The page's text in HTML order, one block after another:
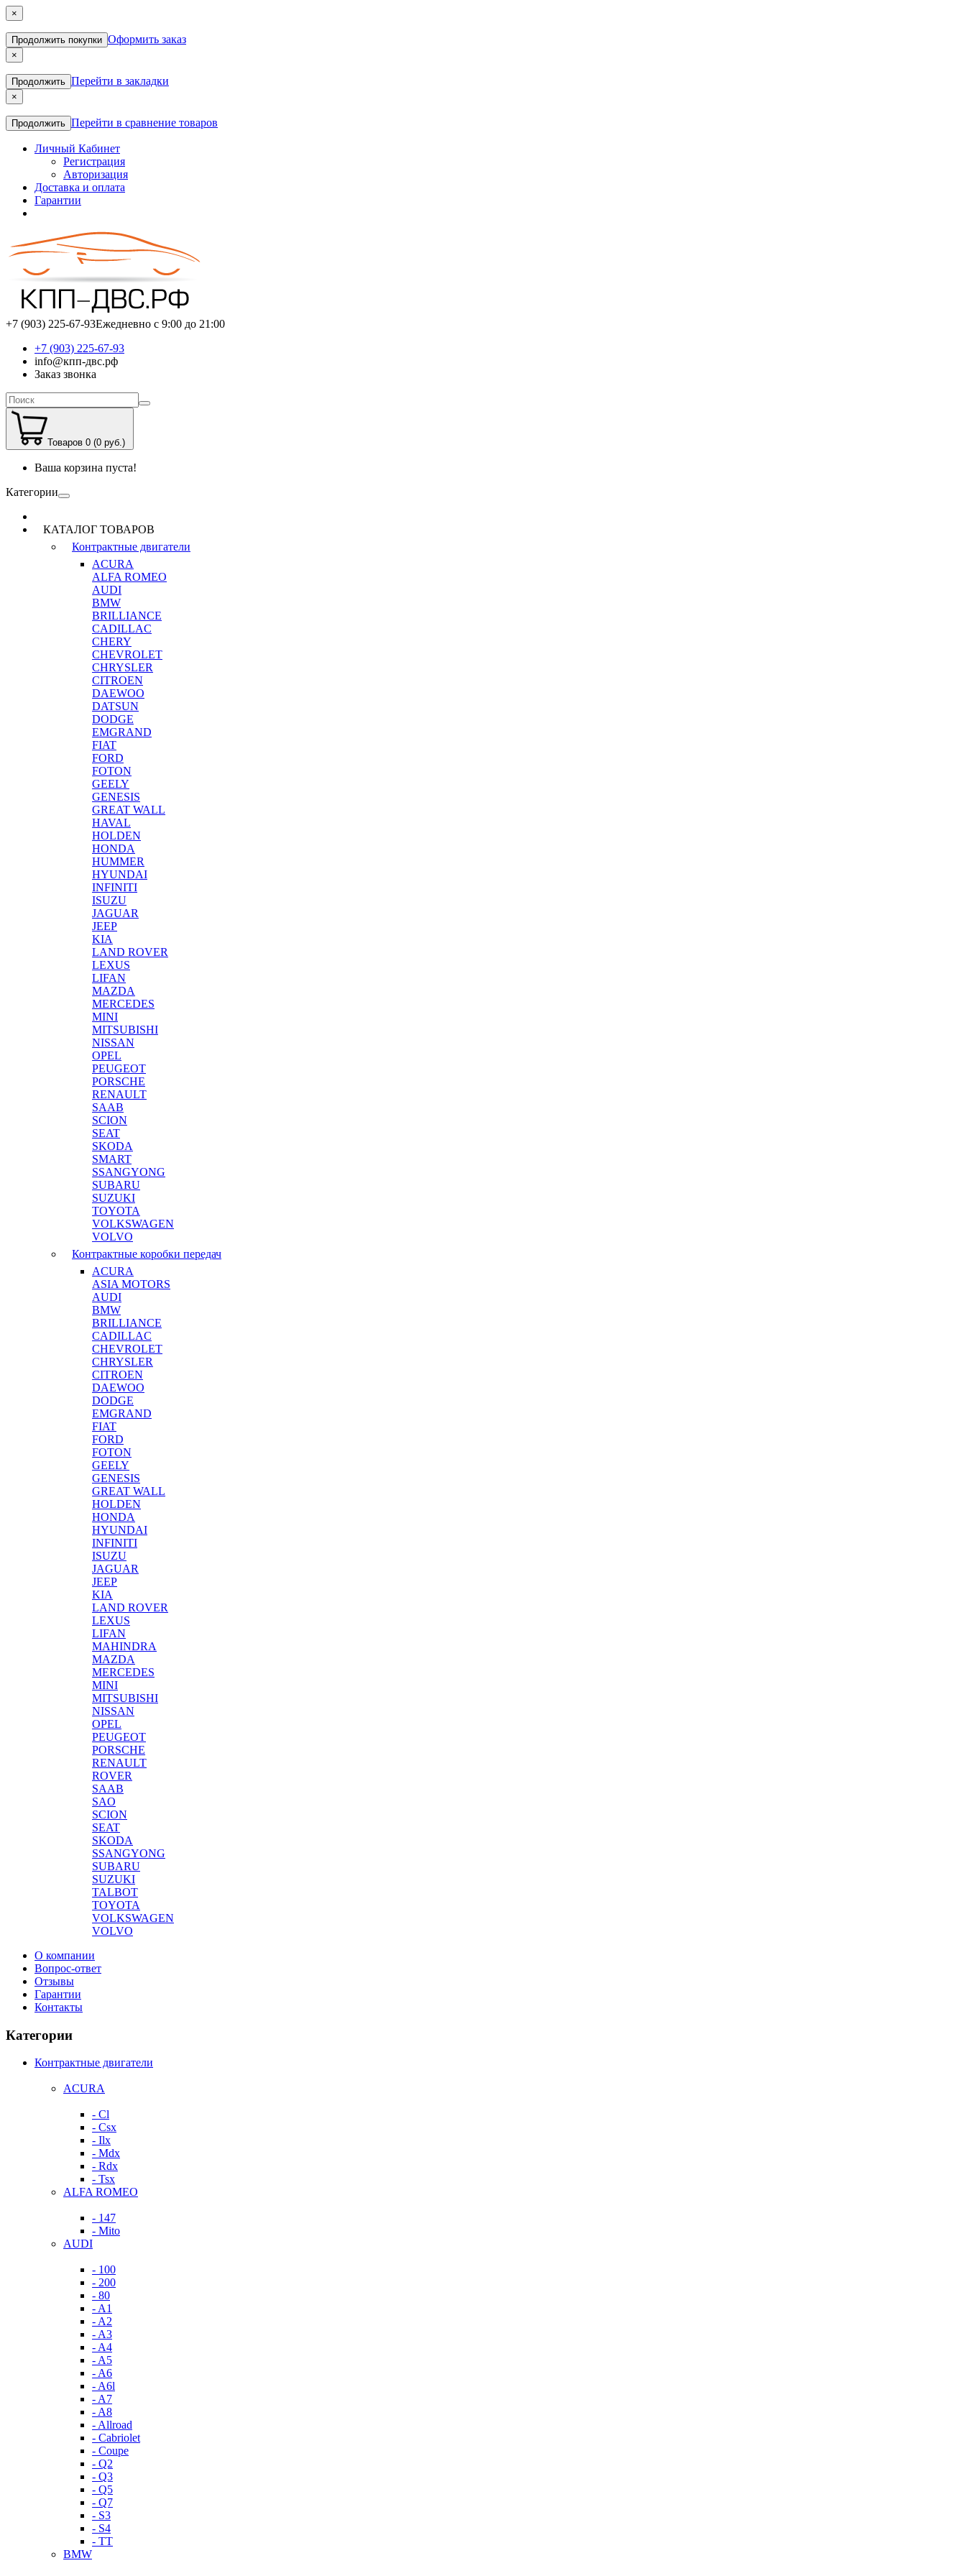
×
Продолжить покупки Оформить заказ
×
Продолжить Перейти в закладки
×
Продолжить Перейти в сравнение товаров
Личный Кабинет
Регистрация
Авторизация
Доставка и оплата
Гарантии
+7 (903) 225-67-93Ежедневно с 9:00 до 21:00
+7 (903) 225-67-93
info@кпп-двс.рф
Заказ звонка
Товаров 0 (0 руб.)
Ваша корзина пуста!
Категории
КАТАЛОГ ТОВАРОВ
Контрактные двигатели
ACURA
ALFA ROMEO
AUDI
BMW
BRILLIANCE
CADILLAC
CHERY
CHEVROLET
CHRYSLER
CITROEN
DAEWOO
DATSUN
DODGE
EMGRAND
FIAT
FORD
FOTON
GEELY
GENESIS
GREAT WALL
HAVAL
HOLDEN
HONDA
HUMMER
HYUNDAI
INFINITI
ISUZU
JAGUAR
JEEP
KIA
LAND ROVER
LEXUS
LIFAN
MAZDA
MERCEDES
MINI
MITSUBISHI
NISSAN
OPEL
PEUGEOT
PORSCHE
RENAULT
SAAB
SCION
SEAT
SKODA
SMART
SSANGYONG
SUBARU
SUZUKI
TOYOTA
VOLKSWAGEN
VOLVO
Контрактные коробки передач
ACURA
ASIA MOTORS
AUDI
BMW
BRILLIANCE
CADILLAC
CHEVROLET
CHRYSLER
CITROEN
DAEWOO
DODGE
EMGRAND
FIAT
FORD
FOTON
GEELY
GENESIS
GREAT WALL
HOLDEN
HONDA
HYUNDAI
INFINITI
ISUZU
JAGUAR
JEEP
KIA
LAND ROVER
LEXUS
LIFAN
MAHINDRA
MAZDA
MERCEDES
MINI
MITSUBISHI
NISSAN
OPEL
PEUGEOT
PORSCHE
RENAULT
ROVER
SAAB
SAO
SCION
SEAT
SKODA
SSANGYONG
SUBARU
SUZUKI
TALBOT
TOYOTA
VOLKSWAGEN
VOLVO
О компании
Вопрос-ответ
Отзывы
Гарантии
Контакты
Категории
Контрактные двигатели
ACURA
- Cl
- Csx
- Ilx
- Mdx
- Rdx
- Tsx
ALFA ROMEO
- 147
- Mito
AUDI
- 100
- 200
- 80
- A1
- A2
- A3
- A4
- A5
- A6
- A6l
- A7
- A8
- Allroad
- Cabriolet
- Coupe
- Q2
- Q3
- Q5
- Q7
- S3
- S4
- TT
BMW